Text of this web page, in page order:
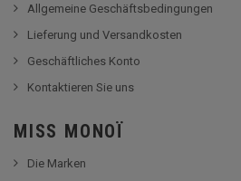
Allgemeine Geschäftsbedingungen
Lieferung und Versandkosten
Geschäftliches Konto
Kontaktieren Sie uns
MISS MONOÏ
Die Marken